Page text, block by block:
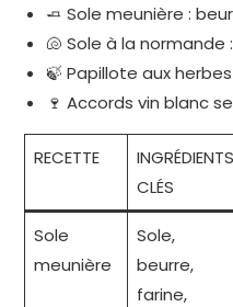
🧈 Sole meunière :
🐚 Sole à la
🍃 Papillote aux
🍷 Accords vin blanc
RECETTE
INGRÉDIENTS
CLÉS
Sole
meunière
Sole,
beurre,
farine,